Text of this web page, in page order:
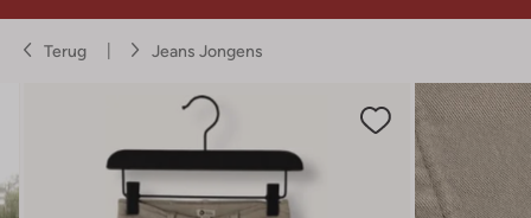
Terug Jeans Jongens